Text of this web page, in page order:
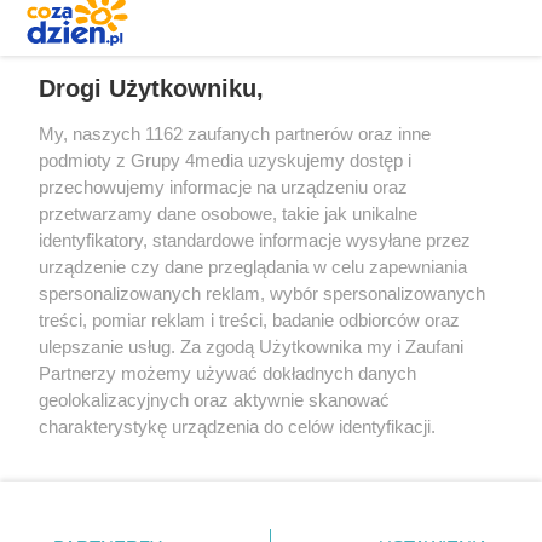
Redakcja Reklama Prywatność
Praca Łódź
the:protocol
Drogi Użytkowniku,
My, naszych 1162 zaufanych partnerów oraz inne
podmioty z Grupy 4media uzyskujemy dostęp i
przechowujemy informacje na urządzeniu oraz
przetwarzamy dane osobowe, takie jak unikalne
identyfikatory, standardowe informacje wysyłane przez
urządzenie czy dane przeglądania w celu zapewniania
spersonalizowanych reklam, wybór spersonalizowanych
treści, pomiar reklam i treści, badanie odbiorców oraz
ulepszanie usług. Za zgodą Użytkownika my i Zaufani
Partnerzy możemy używać dokładnych danych
geolokalizacyjnych oraz aktywnie skanować
charakterystykę urządzenia do celów identyfikacji.
zmienić/wycofać klikając przycisk ustawień prywatności